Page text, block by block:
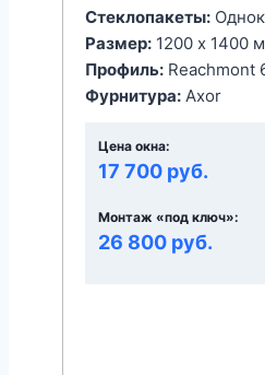
Стеклопакеты:
Размер: 1200 x 1400
Профиль: Reachmont
Фурнитура: Axor
Цена окна:
17 700 руб.
Монтаж «под ключ»:
26 800 руб.